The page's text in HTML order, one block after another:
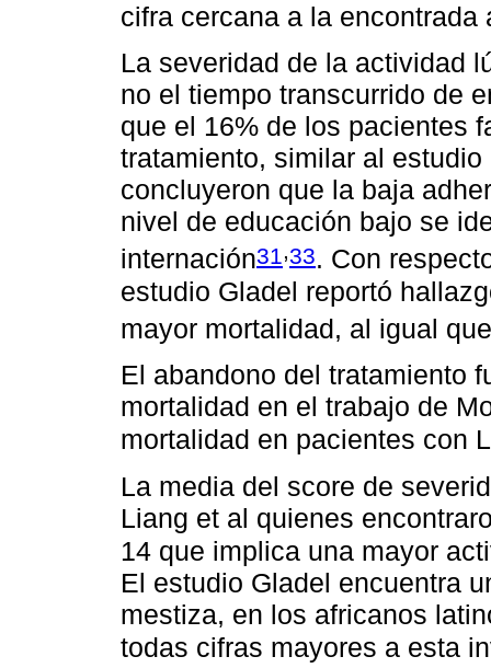
cifra cercana a la encontrada
La severidad de la actividad
no el tiempo transcurrido de
que el 16% de los pacientes
tratamiento, similar al
concluyeron que la baja
nivel de educación bajo se
internación31 ,33. Con
estudio Gladel reportó
mayor mortalidad, al igual
El abandono del tratamiento
mortalidad en el trabajo de
mortalidad en pacientes con
La media del score de
Liang et al quienes
14 que implica una mayor
El estudio Gladel encuentra
mestiza, en los africanos
todas cifras mayores a esta